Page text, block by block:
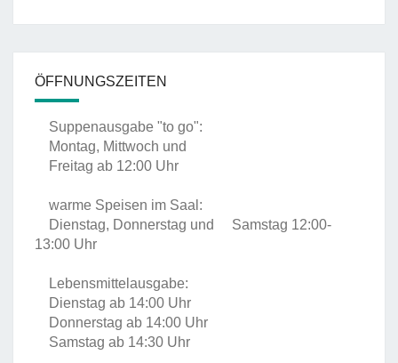
ÖFFNUNGSZEITEN
Suppenausgabe "to go":
Montag, Mittwoch und
Freitag ab 12:00 Uhr
warme Speisen im Saal:
Dienstag, Donnerstag und Samstag 12:00-
13:00 Uhr
Lebensmittelausgabe:
Dienstag ab 14:00 Uhr
Donnerstag ab 14:00 Uhr
Samstag ab 14:30 Uhr